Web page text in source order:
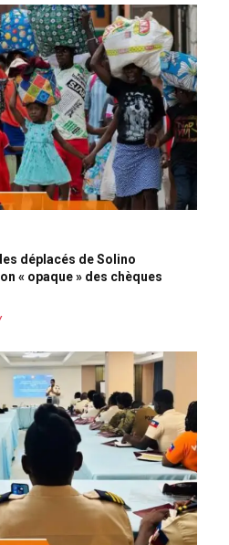
déplacés de Solino
« opaque » des chèques